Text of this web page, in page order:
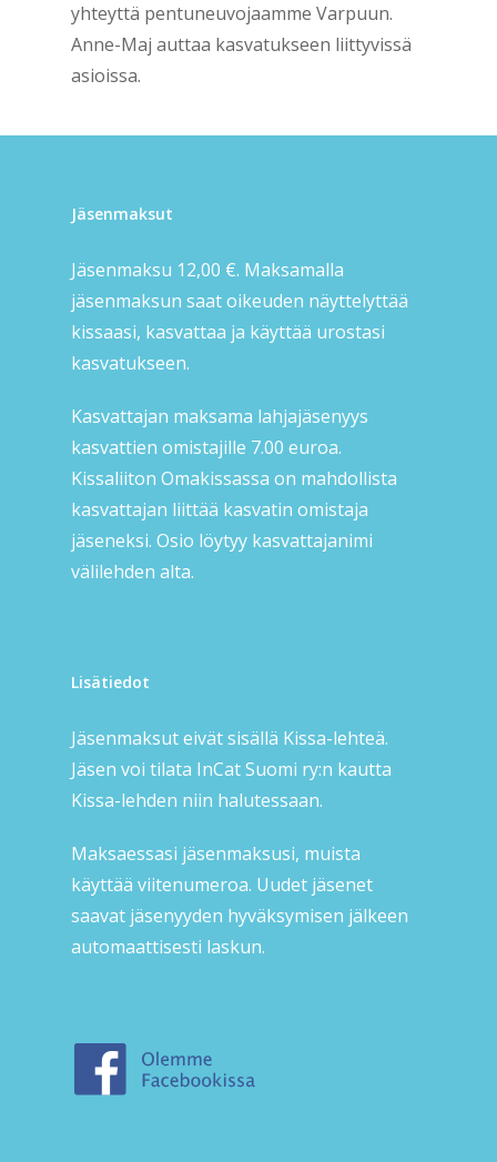
yhteyttä pentuneuvojaamme Varpuun.
Anne-Maj auttaa kasvatukseen liittyvissä
asioissa.
Jäsenmaksut
Jäsenmaksu 12,00 €. Maksamalla
jäsenmaksun saat oikeuden näyttelyttää
kissaasi, kasvattaa ja käyttää urostasi
kasvatukseen.
Kasvattajan maksama lahjajäsenyys
kasvattien omistajille 7.00 euroa.
Kissaliiton Omakissassa on mahdollista
kasvattajan liittää kasvatin omistaja
jäseneksi. Osio löytyy kasvattajanimi
välilehden alta.
Lisätiedot
Jäsenmaksut eivät sisällä Kissa-lehteä.
Jäsen voi tilata InCat Suomi ry:n kautta
Kissa-lehden niin halutessaan.
Maksaessasi jäsenmaksusi, muista
käyttää viitenumeroa. Uudet jäsenet
saavat jäsenyyden hyväksymisen jälkeen
automaattisesti laskun.